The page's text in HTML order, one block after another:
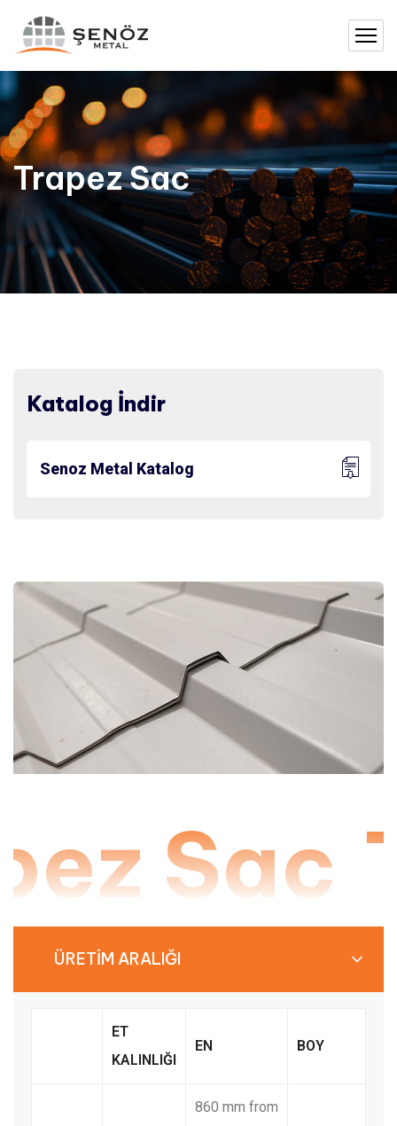
Trapez Sac
Katalog İndir
Senoz Metal Katalog
Sac
ÜRETİM ARALIĞI
ET
KALINLIĞI
EN BOY
860 mm from